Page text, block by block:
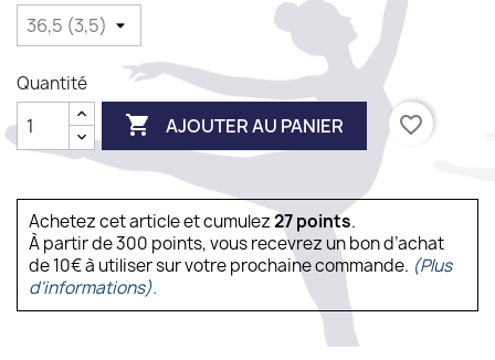
Quantité
 AJOUTER AU PANIER favorite_border
Achetez cet article et cumulez27points.
À partir de 300 points, vous recevrez un bon d’achat
de 10€ à utiliser sur votre prochaine commande. (Plus
d'informations).